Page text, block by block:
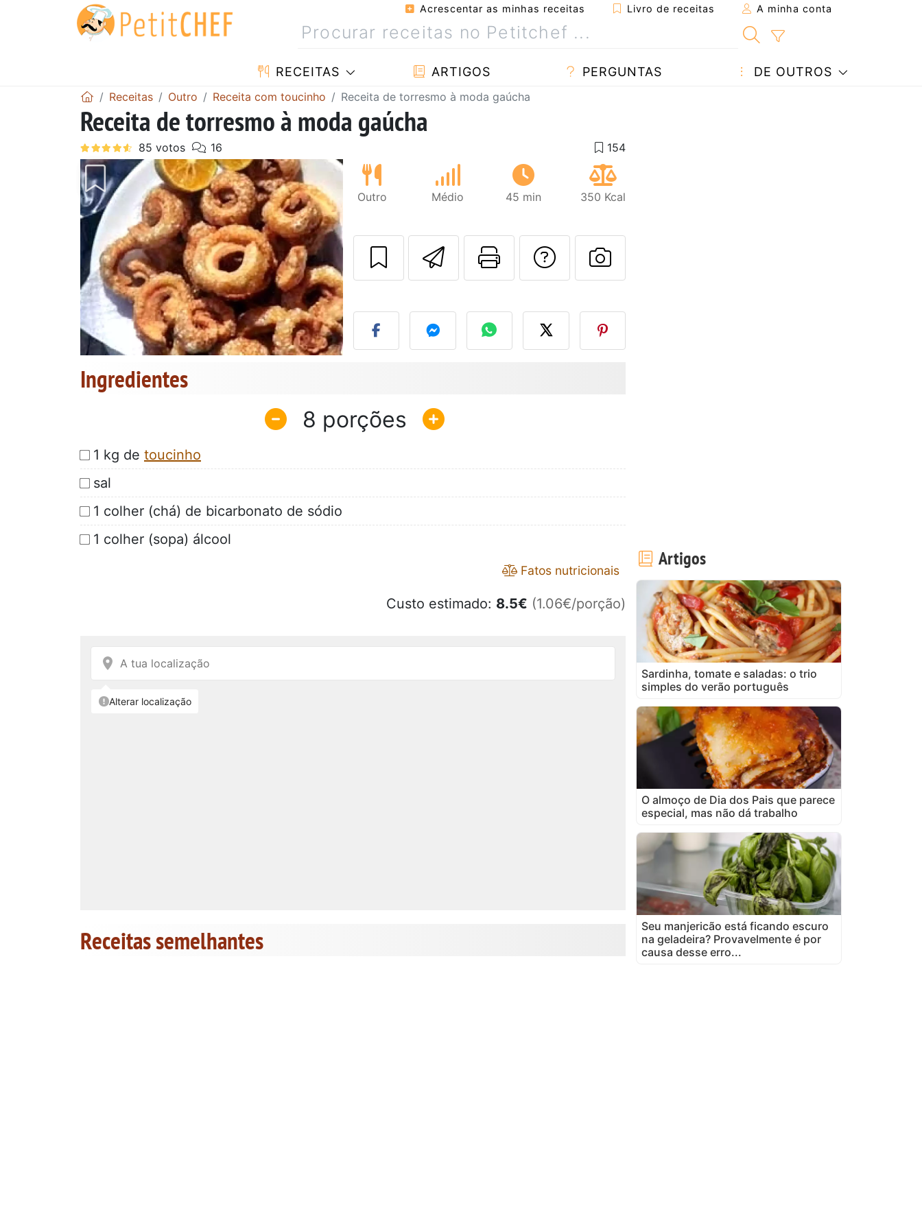
Acrescentar as minhas receitas Livro de receitas A minha conta
RECEITAS ARTIGOS PERGUNTAS DE OUTROS
Receitas Outro Receita com toucinho Receita de torresmo à moda gaúcha
Receita de torresmo à moda gaúcha
Outro Médio 45 min 350 Kcal
Enviar esta receita a um amigo
Imprima esta página
Falar com o autor da receita
Fez esta receita? Compartilhe
Ingredientes
8
1 kg de toucinho
sal
1 colher (chá) de bicarbonato de sódio
1 colher (sopa) álcool
Fatos nutricionais
Custo estimado: 8.5€ (1.06€/porção)
Receitas semelhantes
Artigos
Sardinha, tomate e saladas: o trio
simples do verão português
O almoço de Dia dos Pais que parece
especial, mas não dá trabalho
Seu manjericão está ficando escuro
na geladeira? Provavelmente é por
causa desse erro...